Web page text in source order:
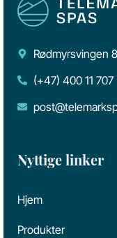
Rødmyrsvingen
(+47) 400 11 707
Nyttige linker
Hjem
Produkter